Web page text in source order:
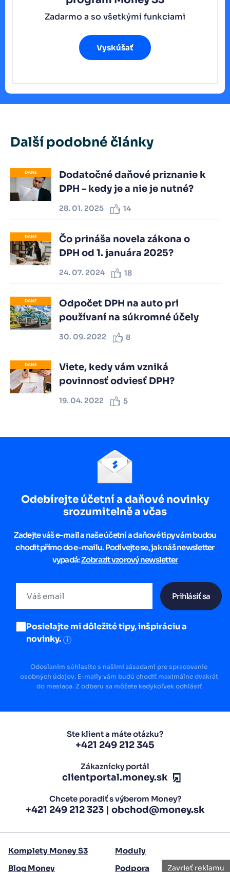
Zadarmo a so všetkými funkciami
Vyskúšať
Další podobné články
DANE
Dodatočné daňové priznanie k
DPH – kedy je a nie je nutné?
28. 01. 2025 14
DANE
Čo prináša novela zákona o
DPH od 1. januára 2025?
24. 07. 2024 18
DANE
Odpočet DPH na auto pri
používaní na súkromné účely
30. 09. 2022 8
DANE
Viete, kedy vám vzniká
povinnosť odviesť DPH?
19. 04. 2022 5
Zavrieť reklamu
Odebírejte účetní a daňové novinky
srozumitelně a včas
Zadejte váš e-mail a naše účetní a daňové tipy vám budou
chodit přímo do e-mailu. Podívejte se, jak náš newsletter
vypadá:Zobrazit vzorový newsletter
Prihlásiť sa
Posielajte mi dôležité tipy, inšpiráciu a
novinky.
i
Odoslaním súhlasíte s našimi zásadami pre spracovanie
osobných údajov. E-maily vám budú chodiť maximálne dvakrát
do mesiaca. Z odberu sa môžete kedykoľvek odhlásiť
Ste klient a máte otázku?
+421 249 212 345
Zákaznícky portál
clientportal.money.sk
Chcete poradiť s výberom Money?
+421 249 212 323| obchod@money.sk
Komplety Money S3
Moduly
Blog Money
Podpora